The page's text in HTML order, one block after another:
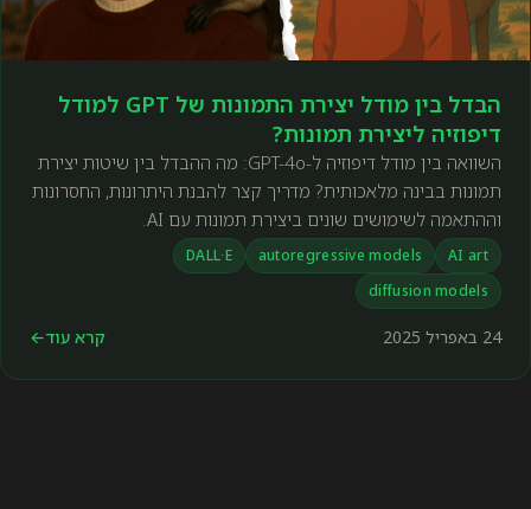
הבדל בין מודל יצירת התמונות של GPT למודל
דיפוזיה ליצירת תמונות?
השוואה בין מודל דיפוזיה ל-GPT-4o: מה ההבדל בין שיטות יצירת
תמונות בבינה מלאכותית? מדריך קצר להבנת היתרונות, החסרונות
וההתאמה לשימושים שונים ביצירת תמונות עם AI.
AI art
autoregressive models
DALL·E
diffusion models
24 באפריל 2025 קרא עוד←